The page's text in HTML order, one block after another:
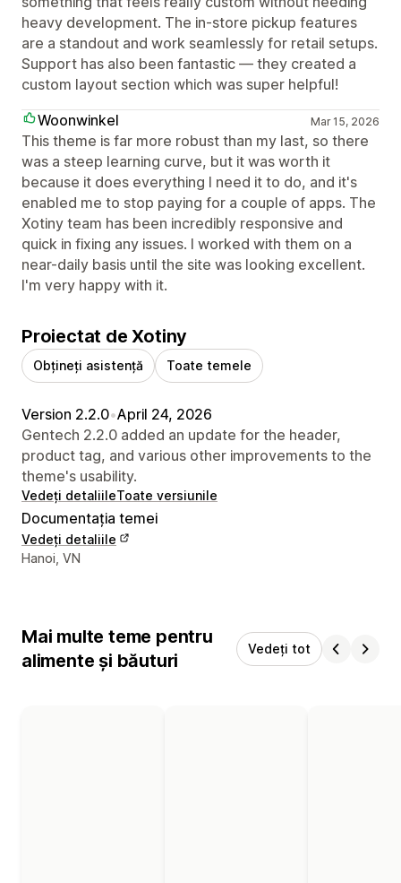
heavy development. The in-store pickup features
are a standout and work seamlessly for retail setups.
Support has also been fantastic — they created a
custom layout section which was super helpful!
Woonwinkel
Mar 15, 2026
This theme is far more robust than my last, so there
was a steep learning curve, but it was worth it
because it does everything I need it to do, and it's
enabled me to stop paying for a couple of apps. The
Xotiny team has been incredibly responsive and
quick in fixing any issues. I worked with them on a
near-daily basis until the site was looking excellent.
I'm very happy with it.
Proiectat de Xotiny
Obțineți asistență Toate temele
Version 2.2.0•April 24, 2026
Gentech 2.2.0 added an update for the header,
product tag, and various other improvements to the
theme's usability.
Vedeți detaliileToate versiunile
Documentația temei
Vedeți detaliile
Detaliile de contact ale designerului
Hanoi, VN
Mai multe teme pentru
alimente și băuturi
Vedeți tot